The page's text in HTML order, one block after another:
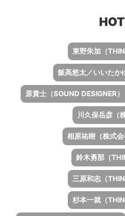
東野朱加（
飯髙悠太／いいたか
原貴士（SOUND DESIGNER）
川久保岳彦（
相原祐樹（株式会
鈴木勇那（
三原和志（
杉本一就（